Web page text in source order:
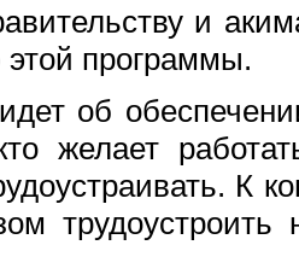
и
программы.
об
желает
К